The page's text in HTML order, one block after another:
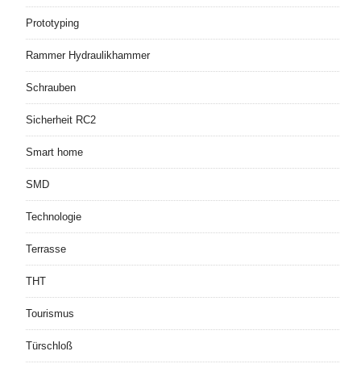
Prototyping
Rammer Hydraulikhammer
Schrauben
Sicherheit RC2
Smart home
SMD
Technologie
Terrasse
THT
Tourismus
Türschloß